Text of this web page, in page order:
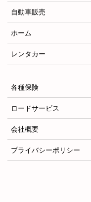
自動車販売
ホーム
レンタカー
各種保険
ロードサービス
会社概要
プライバシーポリシー